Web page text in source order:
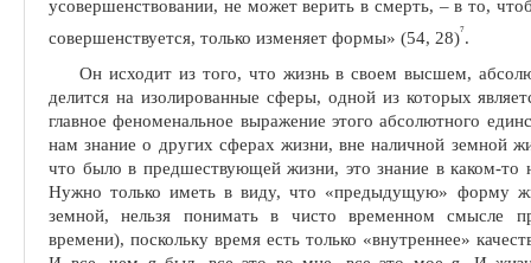
усовершенствовании, не может верить в смерть, – в то,
совершен­ствуется, только изменяет формы» (54, 28)7.
Он исходит из того, что жизнь в своем высшем,
делится на изолированные сферы, одной из ко­торых
главное феноме­нальное выражение этого абсолютного
нам знание о других сферах жизни, вне наличной земной
что было в предшествующей жизни, это знание в каком-то
Нужно только иметь в виду, что «предыдущую» форму
земной, нельзя понимать в чисто временном смысле
времени), поскольку время есть только «внутреннее»